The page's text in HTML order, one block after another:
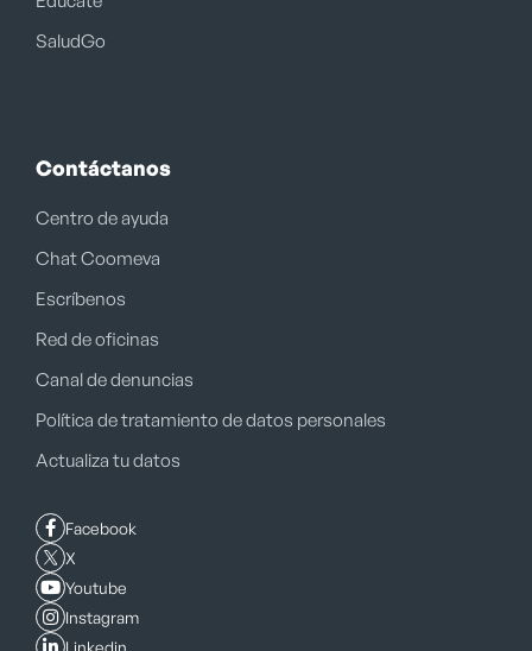
SaludGo
Contáctanos
Centro de ayuda
Chat Coomeva
Escríbenos
Red de oficinas
Canal de denuncias
Política de tratamiento de datos personales
Actualiza tu datos
Facebook
X
Youtube
Instagram
Linkedin